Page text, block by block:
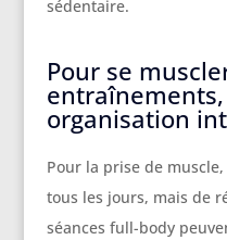
sédentaire.
Pour se
organisation
Pour la prise de muscle,
tous les jours, mais de
séances full-body